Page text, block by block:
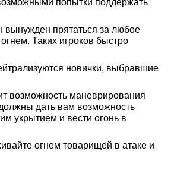
попытки поддержать
вынужден прятаться за любое
Таких игроков быстро
новички, выбравшие
возможность маневрирования
дать вам возможность
укрытием и вести огонь в
огнем товарищей в атаке и